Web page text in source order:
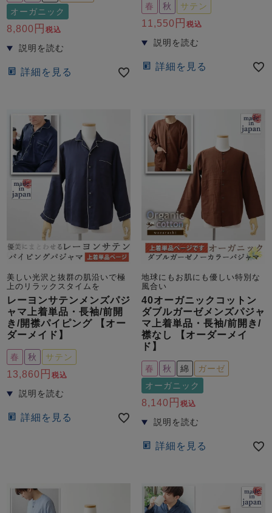
オーガニック
8,800 税込
詳細を見る
春 秋 サテン
11,550 税込
詳細を見る
美しい光沢と抜群の肌沿いで極
上のリラックスタイムを
レーヨンサテンメンズパジ
ャマ上着単品・長袖/前開
き/開襟パイピング 【オー
ダーメイド】
春 秋 サテン
13,860 税込
詳細を見る
地球にもお肌にも優しい特別な
風合い
40オーガニックコットン
ダブルガーゼメンズパジャ
マ上着単品・長袖/前開き/
襟なし 【オーダーメイ
ド】
春 秋 綿
ガーゼ
オーガニック
8,140 税込
詳細を見る